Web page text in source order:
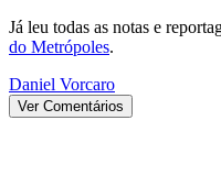
Já leu todas as notas e
do Metrópoles.
Daniel Vorcaro
Ver Comentários